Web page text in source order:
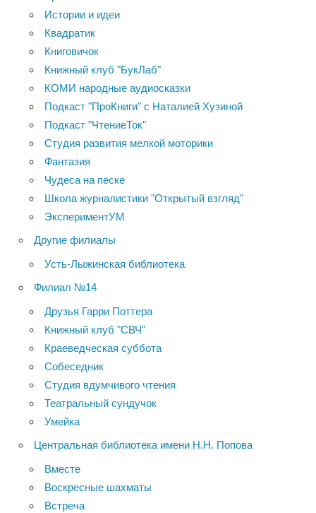
Истории и идеи
Квадратик
Книговичок
Книжный клуб "БукЛаб"
КОМИ народные аудиосказки
Подкаст "ПроКниги" с Наталией Хузиной
Подкаст "ЧтениеТок"
Студия развития мелкой моторики
Фантазия
Чудеса на песке
Школа журналистики "Открытый взгляд"
ЭкспериментУМ
Другие филиалы
Усть-Лыжинская библиотека
Филиал №14
Друзья Гарри Поттера
Книжный клуб "СВЧ"
Краеведческая суббота
Собеседник
Студия вдумчивого чтения
Театральный сундучок
Умейка
Центральная библиотека имени Н.Н. Попова
Вместе
Воскресные шахматы
Встреча